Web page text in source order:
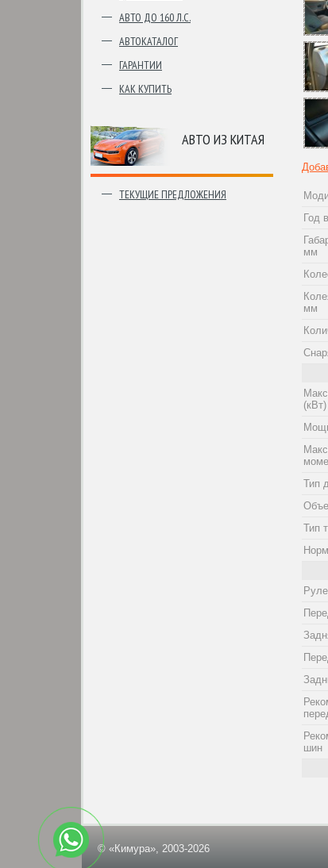
АВТО ДО 160 Л.С.
АВТОКАТАЛОГ
ГАРАНТИИ
КАК КУПИТЬ
АВТО ИЗ КИТАЯ
ТЕКУЩИЕ ПРЕДЛОЖЕНИЯ
Год
мм
мм
Тип
Тип
шин
© «Кимура», 2003-2026